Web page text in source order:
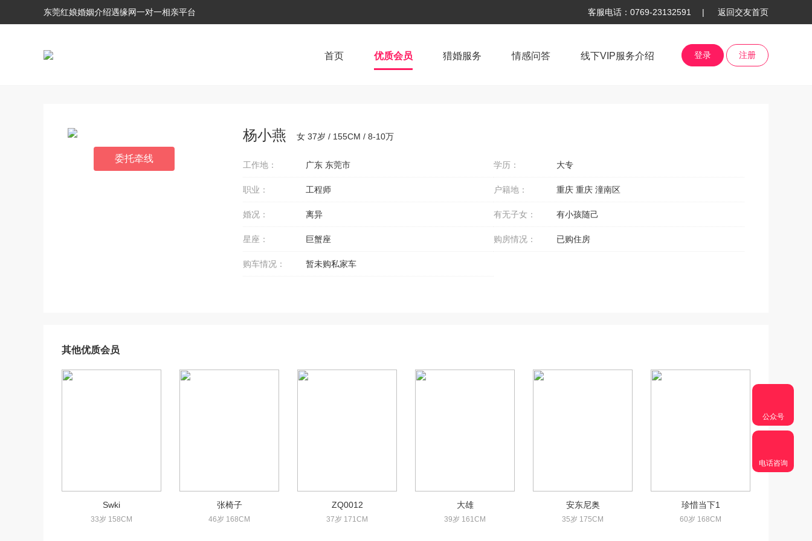
东莞红娘婚姻介绍遇缘网一对一相亲平台 客服电话：0769-23132591 | 返回交友首页
登录 注册
首页 优质会员 猎婚服务 情感问答 线下VIP服务介绍
委托牵线
杨小燕 女 37岁 / 155CM / 8-10万
工作地： 广东 东莞市 学历： 大专
职业： 工程师 户籍地： 重庆 重庆 潼南区
婚况： 离异 有无子女： 有小孩随己
星座： 巨蟹座 购房情况： 已购住房
购车情况： 暂未购私家车
其他优质会员
Swki
33岁 158CM
张椅子
46岁 168CM
ZQ0012
37岁 171CM
大雄
39岁 161CM
安东尼奥
35岁 175CM
珍惜当下1
60岁 168CM
公众号
电话咨询